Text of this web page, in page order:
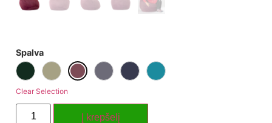
Spalva
Clear Selection
Į krepšelį